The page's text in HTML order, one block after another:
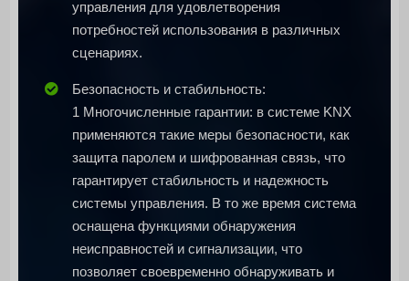
управления для удовлетворения
потребностей использования в различных
сценариях.
Безопасность и стабильность:
1 Многочисленные гарантии: в системе KNX
применяются такие меры безопасности, как
защита паролем и шифрованная связь, что
гарантирует стабильность и надежность
системы управления. В то же время система
оснащена функциями обнаружения
неисправностей и сигнализации, что
позволяет своевременно обнаруживать и